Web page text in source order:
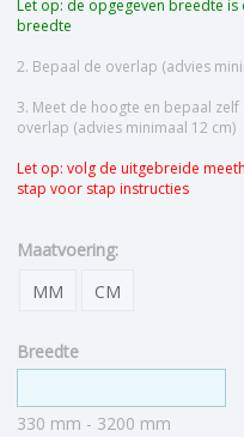
Let op: de opgegeven breedte is
breedte
2. Bepaal de overlap (advies
3. Meet de hoogte en bepaal zelf
overlap (advies minimaal 12 cm)
Let op: volg de uitgebreide
stap voor stap instructies
Maatvoering:
MM
CM
Breedte
330 mm - 3200 mm